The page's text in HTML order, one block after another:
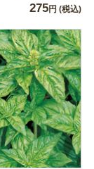
275円 (税込)